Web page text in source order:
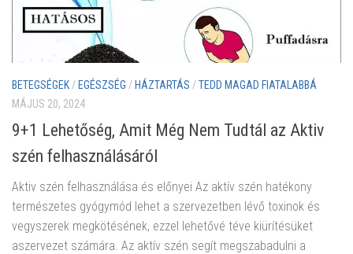
BETEGSÉGEK/ EGÉSZSÉG / HÁZTARTÁS /TEDD MAGAD FIATALABBÁ
MÁJUS 20, 2024
9+1 Lehetőség, Amit Még Nem Tudtál az Aktiv
szén felhasználásáról
Aktiv szén felhasználása és előnyei Az aktív szén hatékony
természetes gyógymód lehet a szervezetben lévő toxinok és
vegyszerek megkötésének, ezzel lehetővé téve kiürítésüket
aszervezet számára. Az aktív szén segít megszabadulni a